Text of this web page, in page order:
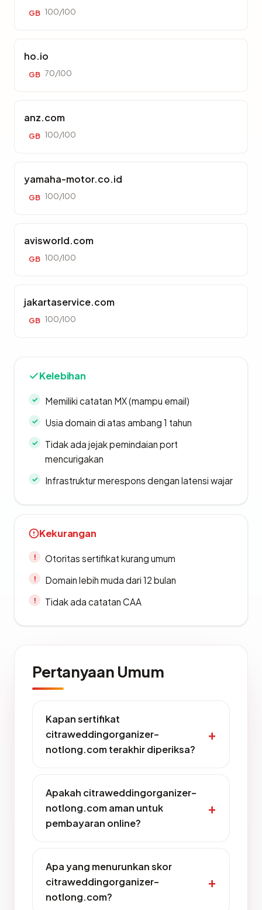
GB 100/100
ho.io
GB 70/100
anz.com
GB 100/100
yamaha-motor.co.id
GB 100/100
avisworld.com
GB 100/100
jakartaservice.com
GB 100/100
Kelebihan
Memiliki catatan MX (mampu email)
Usia domain di atas ambang 1 tahun
Tidak ada jejak pemindaian port
mencurigakan
Infrastruktur merespons dengan latensi wajar
Kekurangan
Otoritas sertifikat kurang umum
Domain lebih muda dari 12 bulan
Tidak ada catatan CAA
Pertanyaan Umum
Kapan sertifikat
citraweddingorganizer-
notlong.com terakhir diperiksa?
Apakah citraweddingorganizer-
notlong.com aman untuk
pembayaran online?
Apa yang menurunkan skor
citraweddingorganizer-
notlong.com?